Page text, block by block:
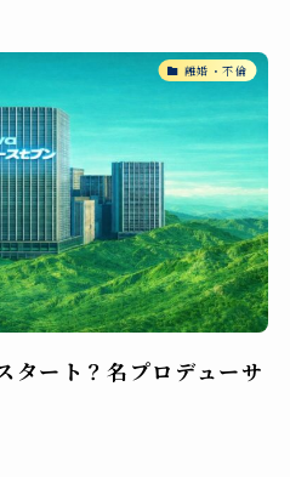
離婚・不倫
タート？名プロデューサ